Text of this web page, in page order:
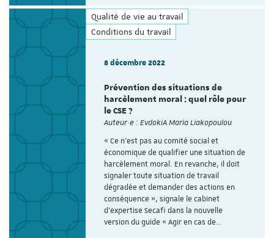
Qualité de vie au travail
Conditions du travail
8 décembre 2022
Prévention des situations de
harcèlement moral : quel rôle pour
le CSE ?
Auteur·e : EvdokiA Maria Liakopoulou
« Ce n’est pas au comité social et
économique de qualifier une situation de
harcèlement moral. En revanche, il doit
signaler toute situation de travail
dégradée et demander des actions en
conséquence », signale le cabinet
d’expertise Secafi dans la nouvelle
version du guide « Agir en cas de…